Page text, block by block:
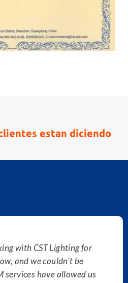
estan diciendo
with CST Lighting for
and we couldn't be
services have allowed us